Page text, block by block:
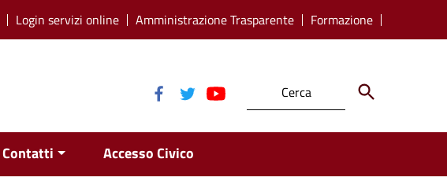
Login servizi online Amministrazione Trasparente Formazione
Contatti Accesso Civico